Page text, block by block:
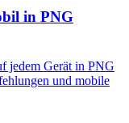
in PNG
jedem Gerät in PNG
und mobile